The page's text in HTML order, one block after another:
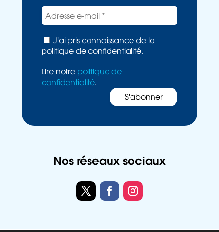
J'ai pris connaissance de la
politique de confidentialité.
Lire notre politique de
confidentialité.
Nos réseaux sociaux